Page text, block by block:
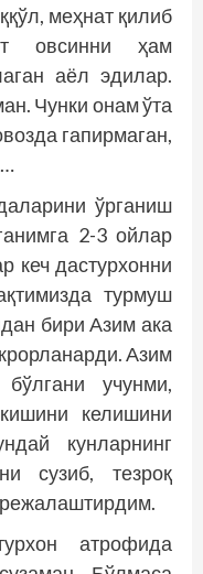
меҳнат қилиб
овсинни ҳам
аёл эдилар.
Чунки онам ўта
гапирмаган,
ўрганиш
2-3 ойлар
кеч дастурхонни
турмуш
бири Азим ака
Азим
учунми,
келишини
кунларнинг
сузиб, тезроқ
атрофида